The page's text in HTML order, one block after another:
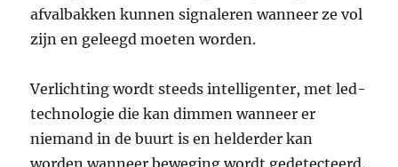
afvalbakken kunnen signaleren wanneer ze vol
zijn en geleegd moeten worden.
Verlichting wordt steeds intelligenter, met led-
technologie die kan dimmen wanneer er
niemand in de buurt is en helderder kan